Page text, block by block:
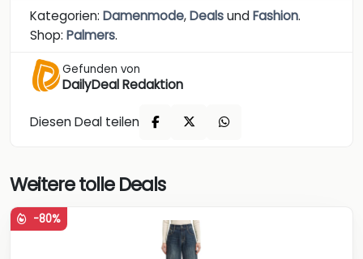
Kategorien: Damenmode,DealsundFashion.
Shop: Palmers.
Gefunden von
DailyDeal Redaktion
Diesen Deal teilen
Weitere tolle Deals
-80%